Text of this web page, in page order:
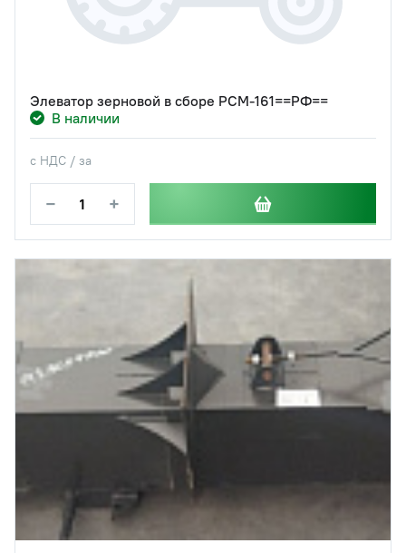
Элеватор зерновой в сборе РСМ-161==РФ==
В наличии
с НДС / за
− +